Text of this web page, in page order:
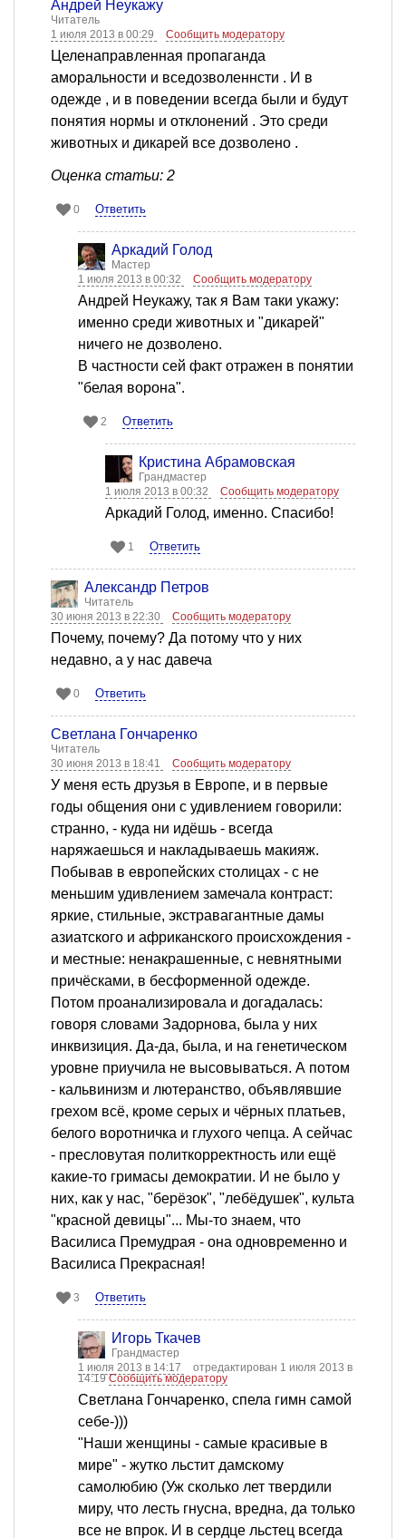
Андрей Неукажу
Читатель
1 июля 2013 в 00:29
Сообщить модератору
Целенаправленная пропаганда
аморальности и вседозволеннсти . И в
одежде , и в поведении всегда были и будут
понятия нормы и отклонений . Это среди
животных и дикарей все дозволено .
Оценка статьи: 2
0 Ответить
Аркадий Голод
Мастер
1 июля 2013 в 00:32
Сообщить модератору
Андрей Неукажу, так я Вам таки укажу:
именно среди животных и "дикарей"
ничего не дозволено.
В частности сей факт отражен в понятии
"белая ворона".
2 Ответить
Кристина Абрамовская
Грандмастер
1 июля 2013 в 00:32
Сообщить модератору
Аркадий Голод, именно. Спасибо!
1 Ответить
Александр Петров
Читатель
30 июня 2013 в 22:30
Сообщить модератору
Почему, почему? Да потому что у них
недавно, а у нас давеча
0 Ответить
Светлана Гончаренко
Читатель
30 июня 2013 в 18:41
Сообщить модератору
У меня есть друзья в Европе, и в первые
годы общения они с удивлением говорили:
странно, - куда ни идёшь - всегда
наряжаешься и накладываешь макияж.
Побывав в европейских столицах - с не
меньшим удивлением замечала контраст:
яркие, стильные, экстравагантные дамы
азиатского и африканского происхождения -
и местные: ненакрашенные, с невнятными
причёсками, в бесформенной одежде.
Потом проанализировала и догадалась:
говоря словами Задорнова, была у них
инквизиция. Да-да, была, и на генетическом
уровне приучила не высовываться. А потом
- кальвинизм и лютеранство, объявлявшие
грехом всё, кроме серых и чёрных платьев,
белого воротничка и глухого чепца. А сейчас
- пресловутая политкорректность или ещё
какие-то гримасы демократии. И не было у
них, как у нас, "берёзок", "лебёдушек", культа
"красной девицы"... Мы-то знаем, что
Василиса Премудрая - она одновременно и
Василиса Прекрасная!
3 Ответить
Игорь Ткачев
Грандмастер
1 июля 2013 в 14:17
отредактирован 1 июля 2013 в
14:19Сообщить модератору
Светлана Гончаренко, спела гимн самой
себе-)))
"Наши женщины - самые красивые в
мире" - жутко льстит дамскому
самолюбию (Уж сколько лет твердили
миру, что лесть гнусна, вредна, да только
все не впрок. И в сердце льстец всегда